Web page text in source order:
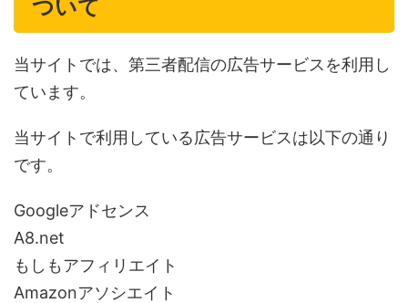
ついて
当サイトでは、第三者配信の広告サービスを利用し
ています。
当サイトで利用している広告サービスは以下の通り
です。
Googleアドセンス
A8.net
もしもアフィリエイト
Amazonアソシエイト